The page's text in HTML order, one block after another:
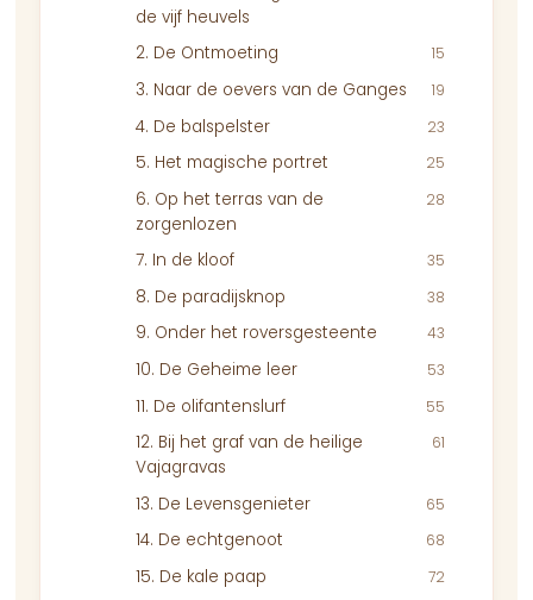
de vijf heuvels
2. De Ontmoeting 15
3. Naar de oevers van de Ganges 19
4. De balspelster 23
5. Het magische portret 25
6. Op het terras van de
zorgenlozen
28
7. In de kloof 35
8. De paradijsknop 38
9. Onder het roversgesteente 43
10. De Geheime leer 53
11. De olifantenslurf 55
12. Bij het graf van de heilige
Vajagravas
61
13. De Levensgenieter 65
14. De echtgenoot 68
15. De kale paap 72